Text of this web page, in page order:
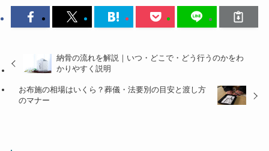
納骨の流れを解説｜いつ・どこで・どう行うのかをわ
かりやすく説明
お布施の相場はいくら？葬儀・法要別の目安と渡し方
のマナー